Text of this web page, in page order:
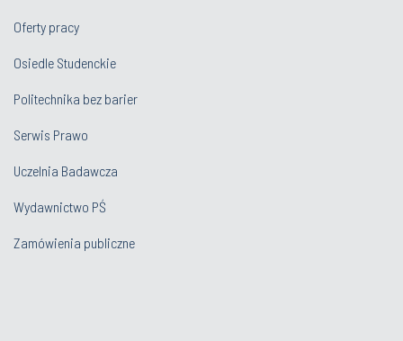
Oferty pracy
Osiedle Studenckie
Politechnika bez barier
Serwis Prawo
Uczelnia Badawcza
Wydawnictwo PŚ
Zamówienia publiczne